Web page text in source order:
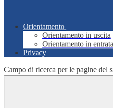
Orientamento
Orientamento in uscita
Orientamento in entrata
Privacy
Campo di ricerca per le pagine del